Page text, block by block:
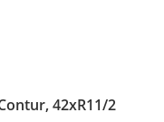
42xR11/2